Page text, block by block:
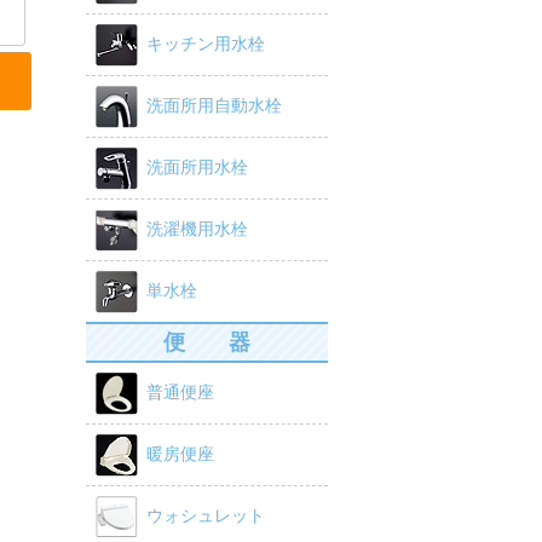
キッチン用水栓
洗面所用自動水栓
洗面所用水栓
洗濯機用水栓
単水栓
便 器
普通便座
暖房便座
ウォシュレット